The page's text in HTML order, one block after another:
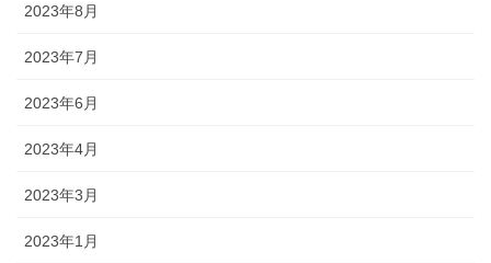
2023年8月
2023年7月
2023年6月
2023年4月
2023年3月
2023年1月